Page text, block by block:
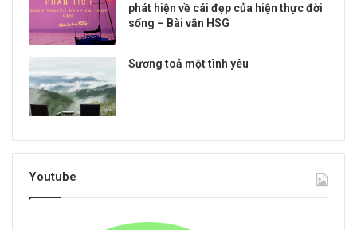
phát hiện về cái đẹp của hiện thực đời
sống – Bài văn HSG
Sương toả một tình yêu
Youtube